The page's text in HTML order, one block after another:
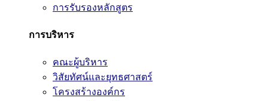
การรับรองหลักสูตร
การบริหาร
คณะผู้บริหาร
วิสัยทัศน์และยุทธศาสตร์
โครงสร้างองค์กร